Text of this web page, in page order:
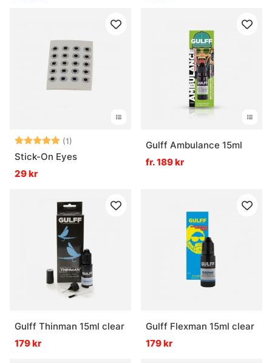
Betyg: (1)
5.0 utav 5 stjärnor
Stick-On Eyes
29 kr
Gulff Ambulance 15ml
fr. 189 kr
Gulff Thinman 15ml clear
179 kr
Gulff Flexman 15ml clear
179 kr